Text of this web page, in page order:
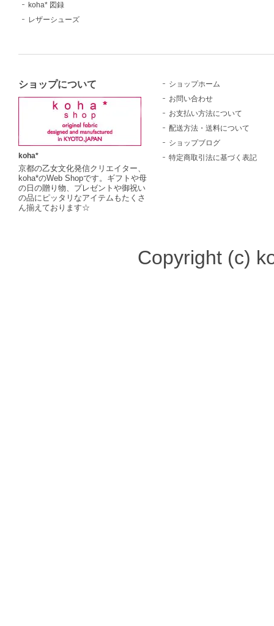
koha* 図録
レザーシューズ
ショップについて
koha*
京都の乙女文化発信クリエイター、
koha*のWeb Shopです。ギフトや母
の日の贈り物、プレゼントや御祝い
の品にピッタリなアイテムもたくさ
ん揃えております☆
ショップホーム
お問い合わせ
お支払い方法について
配送方法・送料について
ショップブログ
特定商取引法に基づく表記
Copyright (c)